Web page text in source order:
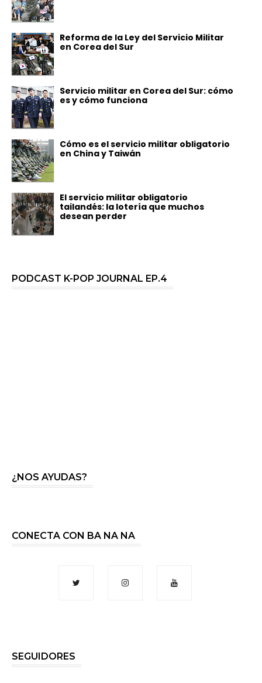
Reforma de la Ley del Servicio Militar
en Corea del Sur
Servicio militar en Corea del Sur: cómo
es y cómo funciona
Cómo es el servicio militar obligatorio
en China y Taiwán
El servicio militar obligatorio
tailandés: la lotería que muchos
desean perder
PODCAST K-POP JOURNAL EP.4
¿NOS AYUDAS?
CONECTA CON BA NA NA
SEGUIDORES